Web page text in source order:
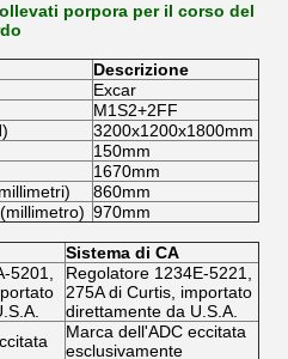
porpora per il corso del
Descrizione
Excar
M1S2+2FF
3200x1200x1800mm
150mm
1670mm
860mm
970mm
Sistema di CA
5201,
Regolatore 1234E-5221,
275A di Curtis, importato
direttamente da U.S.A.
Marca dell'ADC eccitata
esclusivamente